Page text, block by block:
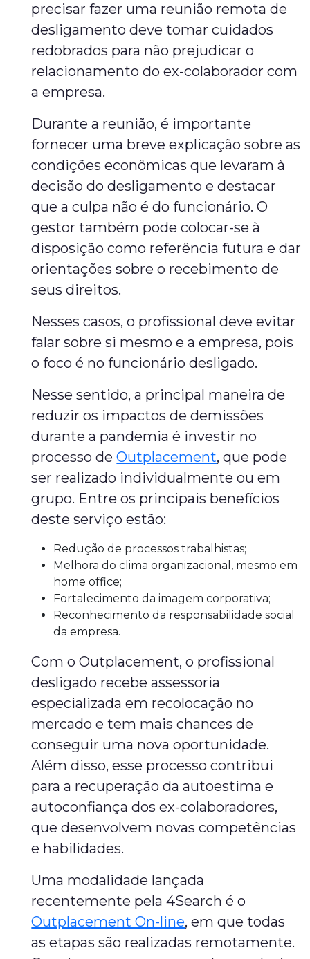
precisar fazer uma reunião remota de
desligamento deve tomar cuidados
redobrados para não prejudicar o
relacionamento do ex-colaborador com
a empresa.
Durante a reunião, é importante
fornecer uma breve explicação sobre as
condições econômicas que levaram à
decisão do desligamento e destacar
que a culpa não é do funcionário. O
gestor também pode colocar-se à
disposição como referência futura e dar
orientações sobre o recebimento de
seus direitos.
Nesses casos, o profissional deve evitar
falar sobre si mesmo e a empresa, pois
o foco é no funcionário desligado.
Nesse sentido, a principal maneira de
reduzir os impactos de demissões
durante a pandemia é investir no
processo deOutplacement, que pode
ser realizado individualmente ou em
grupo. Entre os principais benefícios
deste serviço estão:
Redução de processos trabalhistas;
Melhora do clima organizacional, mesmo em
home office;
Fortalecimento da imagem corporativa;
Reconhecimento da responsabilidade social
da empresa.
Com o Outplacement, o profissional
desligado recebe assessoria
especializada em recolocação no
mercado e tem mais chances de
conseguir uma nova oportunidade.
Além disso, esse processo contribui
para a recuperação da autoestima e
autoconfiança dos ex-colaboradores,
que desenvolvem novas competências
e habilidades.
Uma modalidade lançada
recentemente pela 4Search é o
Outplacement On-line, em que todas
as etapas são realizadas remotamente.